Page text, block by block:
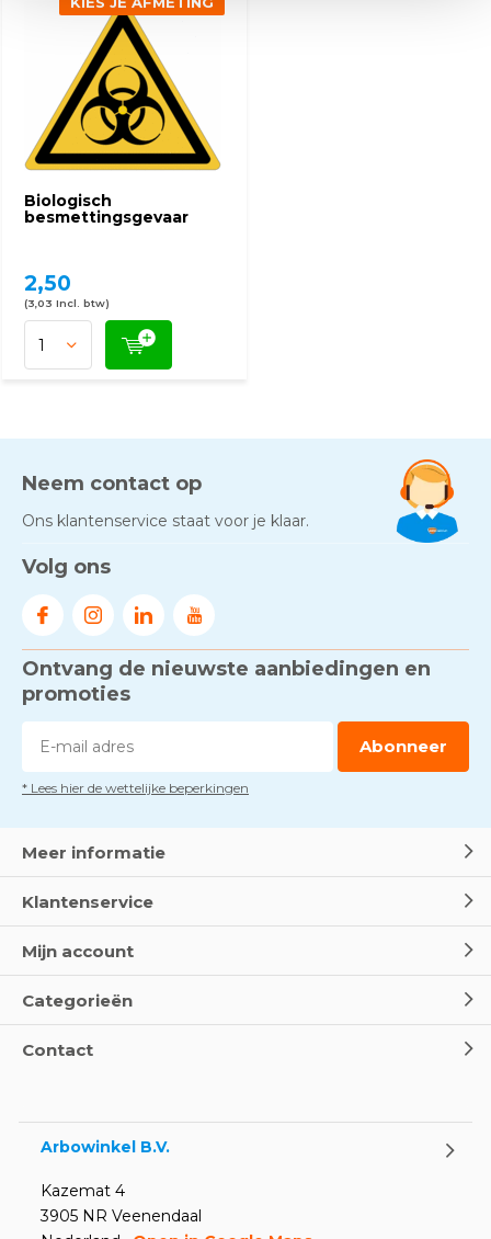
Biologisch
besmettingsgevaar
2,50
(3,03 Incl. btw)
Neem contact op
Ons klantenservice staat voor je klaar.
Volg ons
Ontvang de nieuwste aanbiedingen en
promoties
Abonneer
* Lees hier de wettelijke beperkingen
Meer informatie
Klantenservice
Mijn account
Categorieën
Contact
Arbowinkel B.V.
Kazemat 4
3905 NR Veenendaal